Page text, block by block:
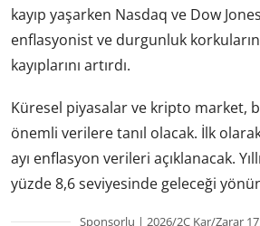
kayıp yaşarken Nasdaq ve Dow
enflasyonist ve durgunluk
kayıplarını artırdı.
Küresel piyasalar ve kripto market,
önemli verilere tanıl olacak. İlk
ayı enflasyon verileri açıklanacak.
yüzde 8,6 seviyesinde geleceği
Sponsorlu | 2026/2Ç Kar/Zarar